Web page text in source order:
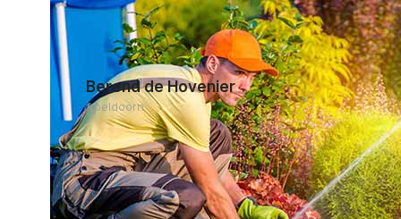
Berend de Hovenier
Apeldoorn